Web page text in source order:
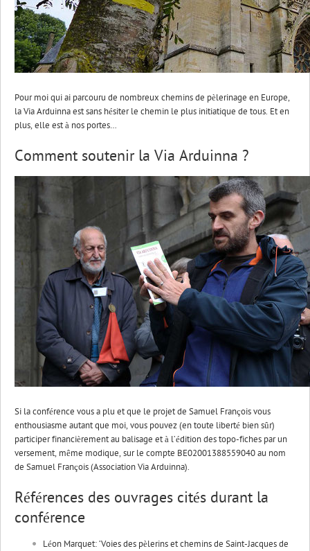
Pour moi qui ai parcouru de nombreux chemins de pèlerinage en Europe,
la Via Arduinna est sans hésiter le chemin le plus initiatique de tous. Et en
plus, elle est à nos portes…
Comment soutenir la Via Arduinna ?
Si la conférence vous a plu et que le projet de Samuel François vous
enthousiasme autant que moi, vous pouvez (en toute liberté bien sûr)
participer financièrement au balisage et à l’édition des topo-fiches par un
versement, même modique, sur le compte BE02001388559040 au nom
de Samuel François (AssociationViaArduinna).
Références des ouvrages cités durant la
conférence
Léon Marquet: ‘Voies des pèlerins et chemins de Saint-Jacques de